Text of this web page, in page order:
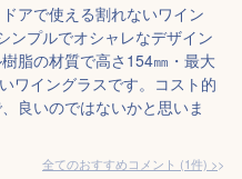
アで使える割れないワイン
ンプルでオシャレなデザイン
脂の材質で高さ154㎜・最大
ワイングラスです。コスト的
良いのではないかと思いま
全てのおすすめコメント (1件) >